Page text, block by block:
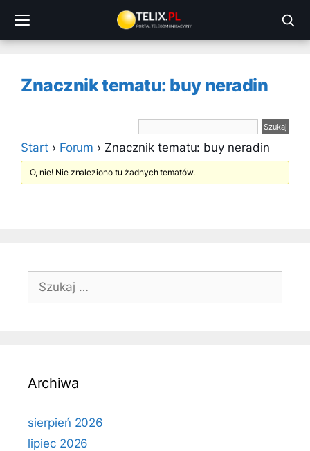
treści
Znacznik tematu: buy neradin
Start › Forum › Znacznik tematu: buy neradin
O, nie! Nie znaleziono tu żadnych tematów.
Szukaj:
Archiwa
sierpień 2026
lipiec 2026